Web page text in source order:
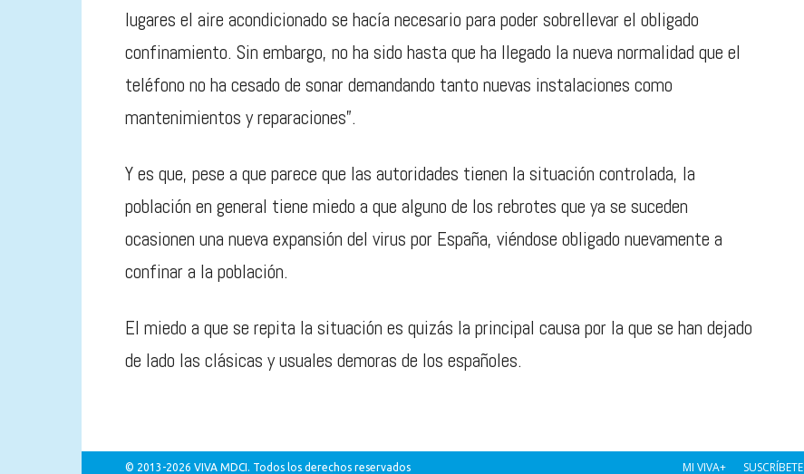
lugares el aire acondicionado se hacía necesario para poder sobrellevar el obligado
confinamiento. Sin embargo, no ha sido hasta que ha llegado la nueva normalidad que el
teléfono no ha cesado de sonar demandando tanto nuevas instalaciones como
mantenimientos y reparaciones”.
Y es que, pese a que parece que las autoridades tienen la situación controlada, la
población en general tiene miedo a que alguno de los rebrotes que ya se suceden
ocasionen una nueva expansión del virus por España, viéndose obligado nuevamente a
confinar a la población.
El miedo a que se repita la situación es quizás la principal causa por la que se han dejado
de lado las clásicas y usuales demoras de los españoles.
MI VIVA+ SUSCRÍBETE
© 2013-2026 VIVA MDCI. Todos los derechos reservados